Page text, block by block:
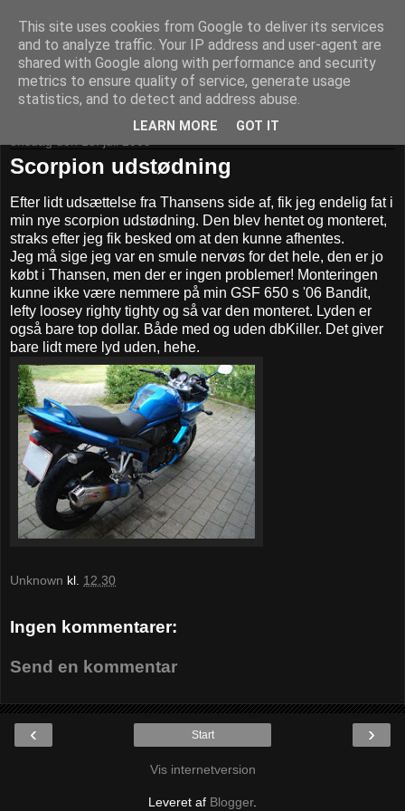
Daniel og hans whatever
Pivotpoint.dk - It's your decision
Scorpion udstødning
Efter lidt udsættelse fra Thansens side af, fik jeg endelig fat i
min nye scorpion udstødning. Den blev hentet og monteret,
straks efter jeg fik besked om at den kunne afhentes.
Jeg må sige jeg var en smule nervøs for det hele, den er jo
købt i Thansen, men der er ingen problemer! Monteringen
kunne ikke være nemmere på min GSF 650 s '06 Bandit,
lefty loosey righty tighty og så var den monteret. Lyden er
også bare top dollar. Både med og uden dbKiller. Det giver
bare lidt mere lyd uden, hehe.
Unknown kl. 12.30
Ingen kommentarer:
Send en kommentar
‹ ›
Start
Vis internetversion
Leveret af Blogger.
This site uses cookies from Google to deliver its services
and to analyze traffic. Your IP address and user-agent are
shared with Google along with performance and security
metrics to ensure quality of service, generate usage
statistics, and to detect and address abuse.
LEARN MORE GOT IT